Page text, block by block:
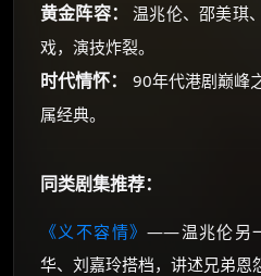
黄金阵容：
温兆伦、邵美琪
戏，演技炸裂。
时代情怀：
90年代港剧巅峰
属经典。
同类剧集推荐：
《义不容情》——温兆伦另
华、刘嘉玲搭档，讲述兄弟恩